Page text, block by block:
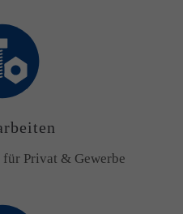
Privat & Gewerbe